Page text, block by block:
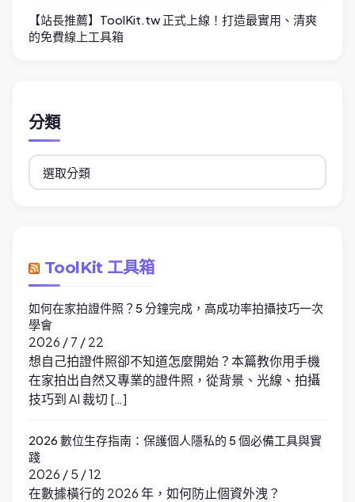
【站長推薦】ToolKit.tw 正式上線！打造最實用、清爽
的免費線上工具箱
分類
分
類
ToolKit 工具箱
如何在家拍證件照？5 分鐘完成，高成功率拍攝技巧一次
學會
2026 / 7 / 22
想自己拍證件照卻不知道怎麼開始？本篇教你用手機
在家拍出自然又專業的證件照，從背景、光線、拍攝
技巧到 AI 裁切 […]
2026 數位生存指南：保護個人隱私的 5 個必備工具與實
踐
2026 / 5 / 12
在數據橫行的 2026 年，如何防止個資外洩？